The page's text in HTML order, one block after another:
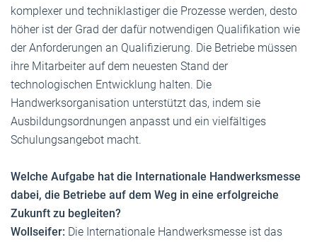
komplexer und techniklastiger die Prozesse werden, desto
höher ist der Grad der dafür notwendigen Qualifikation wie
der Anforderungen an Qualifizierung. Die Betriebe müssen
ihre Mitarbeiter auf dem neuesten Stand der
technologischen Entwicklung halten. Die
Handwerksorganisation unterstützt das, indem sie
Ausbildungsordnungen anpasst und ein vielfältiges
Schulungsangebot macht.
Welche Aufgabe hat die Internationale Handwerksmesse
dabei, die Betriebe auf dem Weg in eine erfolgreiche
Zukunft zu begleiten?
Wollseifer: Die Internationale Handwerksmesse ist das